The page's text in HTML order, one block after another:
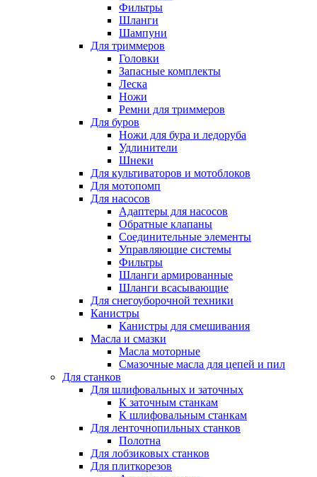
Фильтры
Шланги
Шампуни
Для триммеров
Головки
Запасные комплекты
Леска
Ножи
Ремни для триммеров
Для буров
Ножи для бура и ледоруба
Удлинители
Шнеки
Для культиваторов и мотоблоков
Для мотопомп
Для насосов
Адаптеры для насосов
Обратные клапаны
Соединительные элементы
Управляющие системы
Фильтры
Шланги армированные
Шланги всасывающие
Для снегоуборочной техники
Канистры
Канистры для смешивания
Масла и смазки
Масла моторные
Смазочные масла для цепей и пил
Для станков
Для шлифовальных и заточных
К заточным станкам
К шлифовальным станкам
Для ленточнопильных станков
Полотна
Для лобзиковых станков
Для плиткорезов